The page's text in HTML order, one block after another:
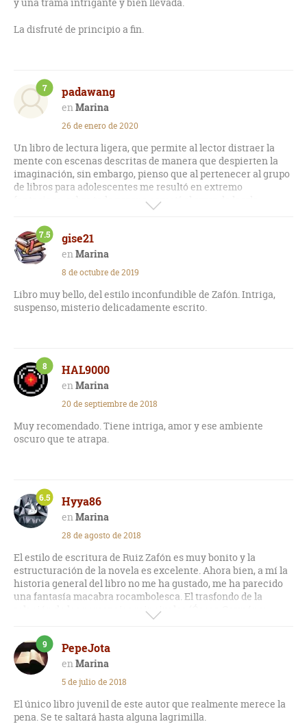
La disfruté de principio a fin.
padawang
Marina
7
26 de enero de 2020
Un libro de lectura ligera, que permite al lector distraer la
mente con escenas descritas de manera que despierten la
imaginación, sin embargo, pienso que al pertenecer al grupo
de libros para adolescentes me resultó en extremo
fantasioso, sobre todo porque cometí el error de leerlo
cuando ya he leído la sombra del viento y sus otros 4 libros de
la saga.
gise21
Marina
7.5
8 de octubre de 2019
Libro muy bello, del estilo inconfundible de Zafón. Intriga,
suspenso, misterio delicadamente escrito.
HAL9000
Marina
8
20 de septiembre de 2018
Muy recomendado. Tiene intriga, amor y ese ambiente
oscuro que te atrapa.
Hyya86
Marina
6.5
28 de agosto de 2018
El estilo de escritura de Ruiz Zafón es muy bonito y la
estructuración de la novela es excelente. Ahora bien, a mí la
historia general del libro no me ha gustado, me ha parecido
una fantasía macabra rocambolesca. El trasfondo de la
relación de los personajes principales (Óscar, Germán y
Marina) y su mundo particular sí me ha resultado de
agradable lectura.
PepeJota
Marina
9
5 de julio de 2018
El único libro juvenil de este autor que realmente merece la
pena. Se te saltará hasta alguna lagrimilla.